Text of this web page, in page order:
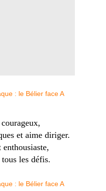
et aime diriger.
les défis.